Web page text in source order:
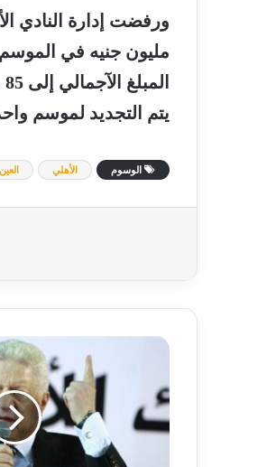
ورفضت إدارة النادي
مليون جنيه في الموسم
يتم التجديد لموسم
الوسوم الأهلي العين
مرتضى
يتقدم
ببلاغ
للنائب
العام